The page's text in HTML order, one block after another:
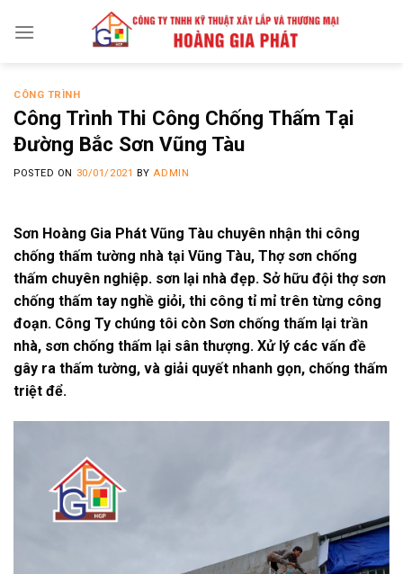
CÔNG TRÌNH
Công Trình Thi Công Chống Thấm Tại
Đường Bắc Sơn Vũng Tàu
POSTED ON 30/01/2021 BYADMIN
Sơn Hoàng Gia Phát Vũng Tàu chuyên nhận thi công
chống thấm tường nhà tại Vũng Tàu, Thợ sơn chống
thấm chuyên nghiệp. sơn lại nhà đẹp. Sở hữu đội thợ sơn
chống thấm tay nghề giỏi, thi công tỉ mỉ trên từng công
đoạn. Công Ty chúng tôi còn Sơn chống thấm lại trần
nhà, sơn chống thấm lại sân thượng. Xử lý các vấn đề
gây ra thấm tường, và giải quyết nhanh gọn, chống thấm
triệt để.